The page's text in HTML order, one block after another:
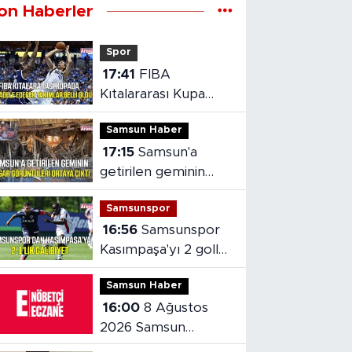
Haberler
Spor
17:41
Kıtalararası Kupa
2026’da mücadele
edecek takımlar
belli oldu
Samsun Haber
17:15 Samsun'a
getirilen geminin
hasarı ortaya çıktı
Samsunspor
16:56 Samsunspor
Kasımpaşa'yı 2 golle
mağlup etti
Samsun Haber
16:00 8 Ağustos
2026 Samsun
nöbetçi eczaneler